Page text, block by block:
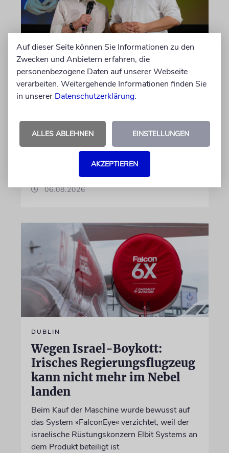
MAGDEBURG
Jüdische Gemeinden in
Sachsen-Anhalt kritisieren
Hallervorden-Wahlkampf
der CDU
Der Landesverband der jüdischen
Gemeinschaft schaltet sich mit deutlichen
Worten in die Debatte ein
06.08.2026
DUBLIN
Wegen Israel-Boykott:
Irisches Regierungsflugzeug
kann nicht mehr im Nebel
landen
Beim Kauf der Maschine wurde bewusst auf
das System »FalconEye« verzichtet, weil der
israelische Rüstungskonzern Elbit Systems an
dem Produkt beteiligt ist
Auf dieser Seite können Sie Informationen zu den
Zwecken und Anbietern erfahren, die
personenbezogene Daten auf unserer Webseite
verarbeiten. Weitergehende Informationen finden Sie
in unserer Datenschutzerklärung.
ALLES ABLEHNEN EINSTELLUNGEN
AKZEPTIEREN